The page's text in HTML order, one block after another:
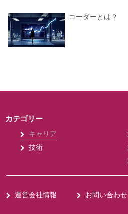
コーダーとは？
カテゴリー
キャリア
技術
運営会社情報 お問い合わせ